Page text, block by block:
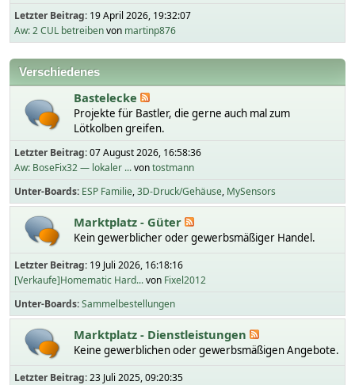
Letzter Beitrag: 19 April 2026, 19:32:07
Aw: 2 CUL betreibenvon martinp876
Verschiedenes
Bastelecke
Projekte für Bastler, die gerne auch mal zum
Lötkolben greifen.
Letzter Beitrag:07 August 2026, 16:58:36
Aw: BoseFix32 — lokaler ...vontostmann
Unter-Boards ESP Familie 3D-Druck/Gehäuse MySensors
Marktplatz - Güter
Kein gewerblicher oder gewerbsmäßiger Handel.
Letzter Beitrag: 19 Juli 2026, 16:18:16
[Verkaufe]Homematic Hard...von Fixel2012
Unter-Boards Sammelbestellungen
Marktplatz - Dienstleistungen
Keine gewerblichen oder gewerbsmäßigen Angebote.
Letzter Beitrag:23 Juli 2025, 09:20:35